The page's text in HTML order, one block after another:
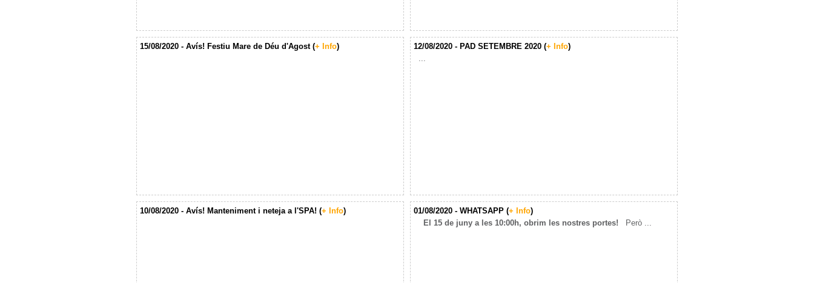
15/08/2020 - Avís! Festiu Mare de Déu d'Agost (+ Info) 12/08/2020 - PAD SETEMBRE 2020 (+ Info)
...
10/08/2020 - Avís! Manteniment i neteja a l'SPA! (+ Info) 01/08/2020 - WHATSAPP (+ Info)
El 15 de juny a les 10:00h, obrim les nostres portes! Però ...